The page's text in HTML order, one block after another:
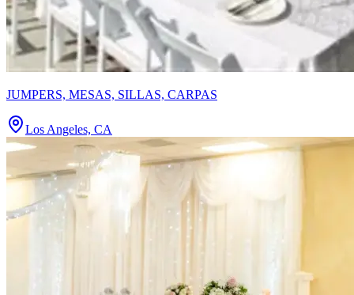
JUMPERS, MESAS, SILLAS, CARPAS
Los Angeles, CA